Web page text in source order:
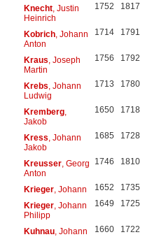
Knecht, Justin
Heinrich
1752 1817
Kobrich, Johann
Anton
1714 1791
Kraus , Joseph
Martin
1756 1792
Krebs , Johann
Ludwig
1713 1780
Kremberg,
Jakob
1650 1718
Kress , Johann
Jakob
1685 1728
Kreusser, Georg
Anton
1746 1810
Krieger, Johann 1652 1735
Krieger, Johann
Philipp
1649 1725
Kuhnau, Johann 1660 1722